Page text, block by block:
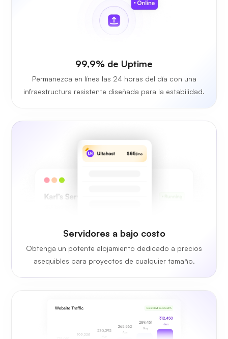
99,9% de Uptime
Permanezca en línea las 24 horas del día con una
infraestructura resistente diseñada para la estabilidad.
Servidores a bajo costo
Obtenga un potente alojamiento dedicado a precios
asequibles para proyectos de cualquier tamaño.